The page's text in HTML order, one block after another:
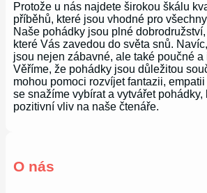
Protože u nás najdete širokou škálu
příběhů, které jsou vhodné pro
Naše pohádky jsou plné
které Vás zavedou do světa snů.
jsou nejen zábavné, ale také poučné a
Věříme, že pohádky jsou důležitou
mohou pomoci rozvíjet fantazii,
se snažíme vybírat a vytvářet pohádky,
pozitivní vliv na naše čtenáře.
O nás